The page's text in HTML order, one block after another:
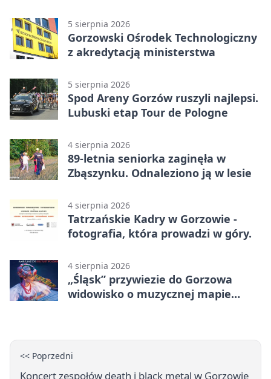
5 sierpnia 2026
Gorzowski Ośrodek Technologiczny
z akredytacją ministerstwa
5 sierpnia 2026
Spod Areny Gorzów ruszyli najlepsi.
Lubuski etap Tour de Pologne
4 sierpnia 2026
89-letnia seniorka zaginęła w
Zbąszynku. Odnaleziono ją w lesie
4 sierpnia 2026
Tatrzańskie Kadry w Gorzowie -
fotografia, która prowadzi w góry.
4 sierpnia 2026
„Śląsk” przywiezie do Gorzowa
widowisko o muzycznej mapie
<< Poprzedni
Koncert zespołów death i black metal w Gorzowie